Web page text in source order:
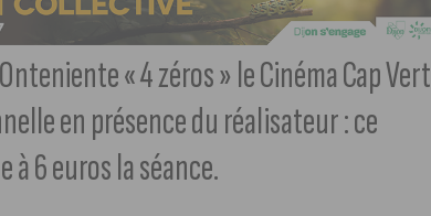
« 4 zéros » le Cinéma Cap Vert
en présence du réalisateur : ce
à 6 euros la séance.